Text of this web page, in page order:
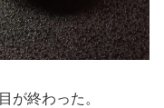
が終わった。